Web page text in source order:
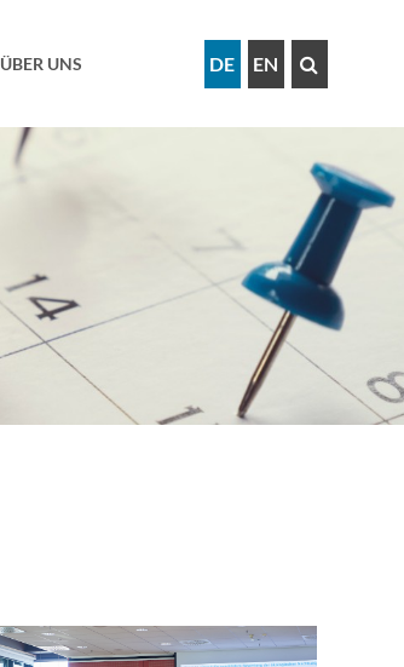
ÜBER UNS DE EN